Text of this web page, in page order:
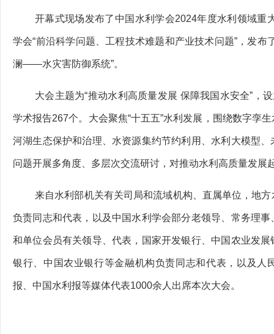
开幕式现场发布了中国水利学会2024年度水利领域重
学会“前沿科学问题、工程技术难题和产业技术问题”，发布
澜——水灾害防御系统”。
大会主题为“推动水利高质量发展 保障我国水安全”，
学术报告267个。大会聚焦“十五五”水利发展，围绕数字孪
河湖生态保护和治理、水资源集约节约利用、水利大模型
问题开展多角度、多层次交流研讨，对推动水利高质量发展
来自水利部机关有关司局和流域机构、直属单位，地
负责同志和代表，以及中国水利学会部分老领导、常务理
和单位会员有关领导、代表，国家开发银行、中国农业发
银行、中国农业银行等金融机构负责同志和代表，以及人
报、中国水利报等媒体代表1000余人出席本次大会。